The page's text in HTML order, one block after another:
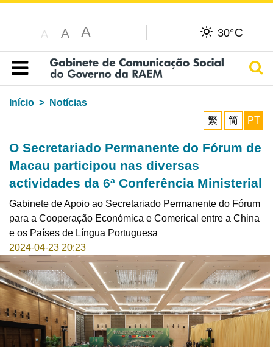
A A A 30°C
Índice
Início
Notícias
繁
简 PT
O Secretariado Permanente do Fórum de
Macau participou nas diversas
actividades da 6ª Conferência Ministerial
Gabinete de Apoio ao Secretariado Permanente do Fórum
para a Cooperação Económica e Comerical entre a China
e os Países de Língua Portuguesa
2024-04-23 20:23